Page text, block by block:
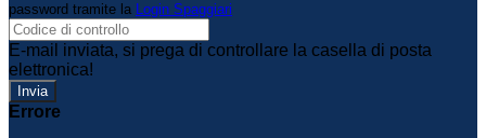
password tramite la Login Spaggiari
E-mail inviata, si prega di controllare la casella di posta
elettronica!
Errore